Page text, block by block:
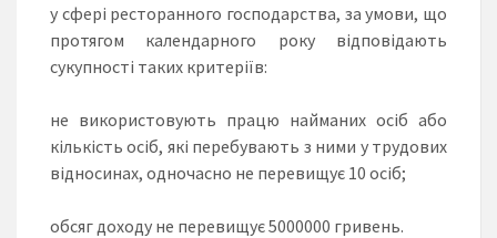
у сфері ресторанного господарства, за умови, що
протягом календарного року відповідають
сукупності таких критеріїв:
не використовують працю найманих осіб або
кількість осіб, які перебувають з ними у трудових
відносинах, одночасно не перевищує 10 осіб;
обсяг доходу не перевищує 5000000 гривень.